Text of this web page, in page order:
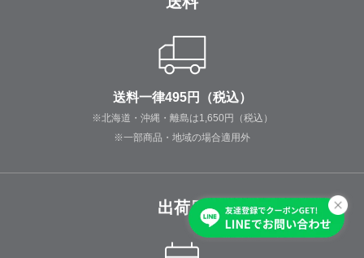
送料一律495円（税込）
※北海道・沖縄・離島は1,650円（税込）
※一部商品・地域の場合適用外
出荷日